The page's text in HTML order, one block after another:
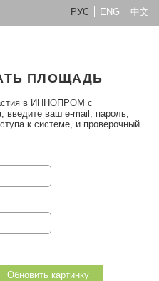
РУС ENG 中文
ПЛОЩАДЬ
в ИННОПРОМ с
введите ваш e-mail, пароль,
к системе, и проверочный